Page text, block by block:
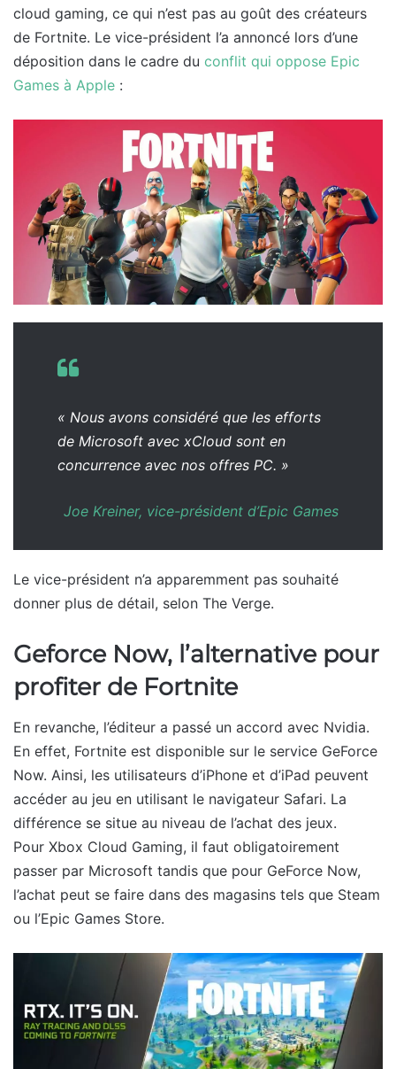
cloud gaming, ce qui n’est pas au goût des créateurs
de Fortnite. Le vice-président l’a annoncé lors d’une
déposition dans le cadre du conflit qui oppose Epic
Games à Apple :
« Nous avons considéré que les efforts
de Microsoft avec xCloud sont en
concurrence avec nos offres PC. »
Joe Kreiner, vice-président d’Epic Games
Le vice-président n’a apparemment pas souhaité
donner plus de détail, selon The Verge.
Geforce Now, l’alternative pour
profiter de Fortnite
En revanche, l’éditeur a passé un accord avec Nvidia.
En effet, Fortnite est disponible sur le service GeForce
Now. Ainsi, les utilisateurs d’iPhone et d’iPad peuvent
accéder au jeu en utilisant le navigateur Safari. La
différence se situe au niveau de l’achat des jeux.
Pour Xbox Cloud Gaming, il faut obligatoirement
passer par Microsoft tandis que pour GeForce Now,
l’achat peut se faire dans des magasins tels que Steam
ou l’Epic Games Store.